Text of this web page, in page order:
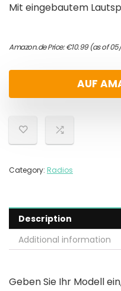
Mit eingebautem
Amazon.de Price:€10.99(as of 05/
AUF
Category: Radios
Description
Additional information
Geben Sie Ihr Modell